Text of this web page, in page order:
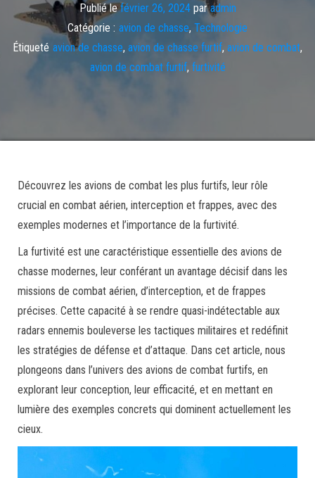
Publié lefévrier 26, 2024paradmin
Catégorie : avion de chasse, Technologie
Étiqueté avion de chasse, avion de chasse furtif, avion de combat,
avion de combat furtif, furtivité
Découvrez les avions de combat les plus furtifs, leur rôle
crucial en combat aérien, interception et frappes, avec des
exemples modernes et l’importance de la furtivité.
La furtivité est une caractéristique essentielle des avions de
chasse modernes, leur conférant un avantage décisif dans les
missions de combat aérien, d’interception, et de frappes
précises. Cette capacité à se rendre quasi-indétectable aux
radars ennemis bouleverse les tactiques militaires et redéfinit
les stratégies de défense et d’attaque. Dans cet article, nous
plongeons dans l’univers des avions de combat furtifs, en
explorant leur conception, leur efficacité, et en mettant en
lumière des exemples concrets qui dominent actuellement les
cieux.